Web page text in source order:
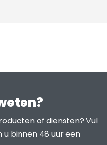
of diensten? Vul
u binnen 48 uur een